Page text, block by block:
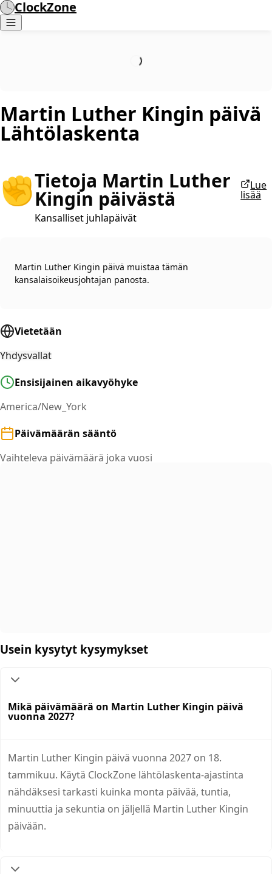
ClockZone
Martin Luther Kingin päivä
Lähtölaskenta
✊Tietoja Martin Luther
Kingin päivästä
Kansalliset juhlapäivät
Lue
lisää
Martin Luther Kingin päivä muistaa tämän
kansalaisoikeusjohtajan panosta.
Vietetään
Yhdysvallat
Ensisijainen aikavyöhyke
America/New_York
Päivämäärän sääntö
Vaihteleva päivämäärä joka vuosi
Usein kysytyt kysymykset
Mikä päivämäärä on Martin Luther Kingin päivä
vuonna 2027?
Martin Luther Kingin päivä vuonna 2027 on 18.
tammikuu. Käytä ClockZone lähtölaskenta-ajastinta
nähdäksesi tarkasti kuinka monta päivää, tuntia,
minuuttia ja sekuntia on jäljellä Martin Luther Kingin
päivään.